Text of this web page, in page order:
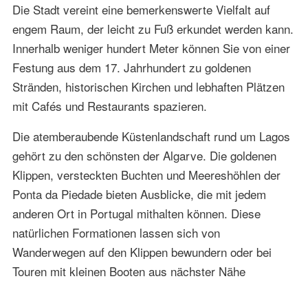
Die Stadt vereint eine bemerkenswerte Vielfalt auf
engem Raum, der leicht zu Fuß erkundet werden kann.
Innerhalb weniger hundert Meter können Sie von einer
Festung aus dem 17. Jahrhundert zu goldenen
Stränden, historischen Kirchen und lebhaften Plätzen
mit Cafés und Restaurants spazieren.
Die atemberaubende Küstenlandschaft rund um Lagos
gehört zu den schönsten der Algarve. Die goldenen
Klippen, versteckten Buchten und Meereshöhlen der
Ponta da Piedade bieten Ausblicke, die mit jedem
anderen Ort in Portugal mithalten können. Diese
natürlichen Formationen lassen sich von
Wanderwegen auf den Klippen bewundern oder bei
Touren mit kleinen Booten aus nächster Nähe